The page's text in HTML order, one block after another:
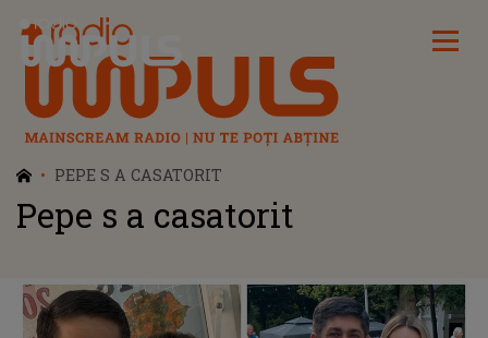
Radio Impuls
PEPE S A CASATORIT
Pepe s a casatorit